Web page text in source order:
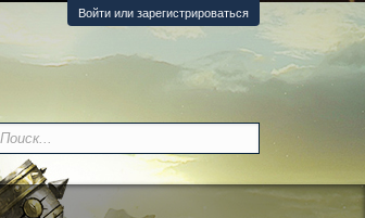
Войти или зарегистрироваться